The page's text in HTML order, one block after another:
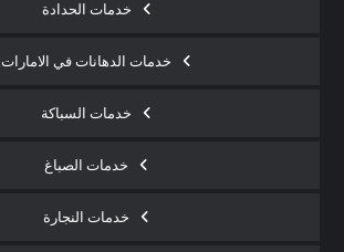
خدمات الحدادة
خدمات الدهانات في الامارات
خدمات السباكة
خدمات الصباغ
خدمات النجارة